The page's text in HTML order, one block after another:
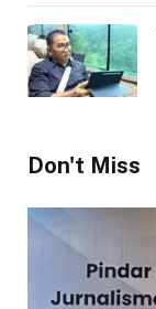
Don't Miss